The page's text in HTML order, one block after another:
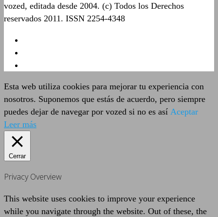
vozed, editada desde 2004. (c) Todos los Derechos
reservados 2011. ISSN 2254-4348
Esta web utiliza cookies para mejorar tu experiencia con
nosotros. Suponemos que estás de acuerdo, pero siempre
puedes dejar de navegar por vozed si no es así Aceptar
Leer más
Cerrar
Privacy Overview
This website uses cookies to improve your experience
while you navigate through the website. Out of these, the